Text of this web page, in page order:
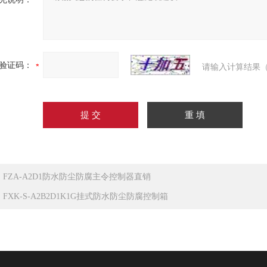
证码： 请输入计算结果
FZA-A2D1防水防尘防腐主令控制器直销
FXK-S-A2B2D1K1G挂式防水防尘防腐控制箱